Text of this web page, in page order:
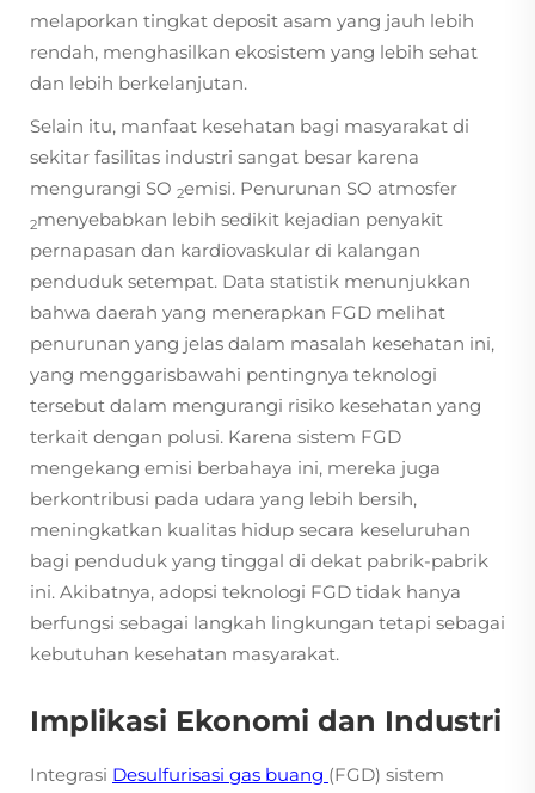
melaporkan tingkat deposit asam yang jauh lebih
rendah, menghasilkan ekosistem yang lebih sehat
dan lebih berkelanjutan.
Selain itu, manfaat kesehatan bagi masyarakat di
sekitar fasilitas industri sangat besar karena
mengurangi SO 2emisi. Penurunan SO atmosfer
2menyebabkan lebih sedikit kejadian penyakit
pernapasan dan kardiovaskular di kalangan
penduduk setempat. Data statistik menunjukkan
bahwa daerah yang menerapkan FGD melihat
penurunan yang jelas dalam masalah kesehatan ini,
yang menggarisbawahi pentingnya teknologi
tersebut dalam mengurangi risiko kesehatan yang
terkait dengan polusi. Karena sistem FGD
mengekang emisi berbahaya ini, mereka juga
berkontribusi pada udara yang lebih bersih,
meningkatkan kualitas hidup secara keseluruhan
bagi penduduk yang tinggal di dekat pabrik-pabrik
ini. Akibatnya, adopsi teknologi FGD tidak hanya
berfungsi sebagai langkah lingkungan tetapi sebagai
kebutuhan kesehatan masyarakat.
Implikasi Ekonomi dan Industri
Integrasi Desulfurisasi gas buang (FGD) sistem